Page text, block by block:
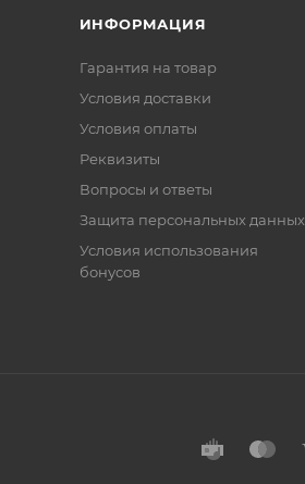
ИНФОРМАЦИЯ
Гарантия на товар
Условия доставки
Условия оплаты
Реквизиты
Вопросы и ответы
Защита персональных данных
Условия использования
бонусов